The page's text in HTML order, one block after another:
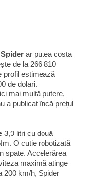
ar putea costa
de la 266.810
profil estimează
de dolari.
mai multă putere,
a publicat încă prețul
3,9 litri cu două
O cutie robotizată
spate. Accelerărea
maximă atinge
200 km/h, Spider